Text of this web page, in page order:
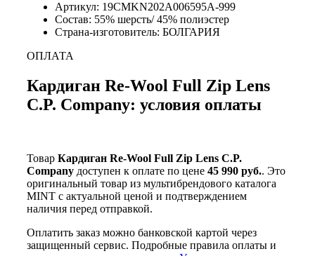
Артикул: 19CMKN202A006595A-999
Состав: 55% шерсть/ 45% полиэстер
Страна-изготовитель: БОЛГАРИЯ
ОПЛАТА
Кардиган Re-Wool Full Zip Lens
C.P. Company: условия оплаты
Товар Кардиган Re-Wool Full Zip Lens C.P.
Company доступен к оплате по цене 45 990 руб.. Это
оригинальный товар из мультибрендового каталога
MINT с актуальной ценой и подтверждением
наличия перед отправкой.
Оплатить заказ можно банковской картой через
защищенный сервис. Подробные правила оплаты и